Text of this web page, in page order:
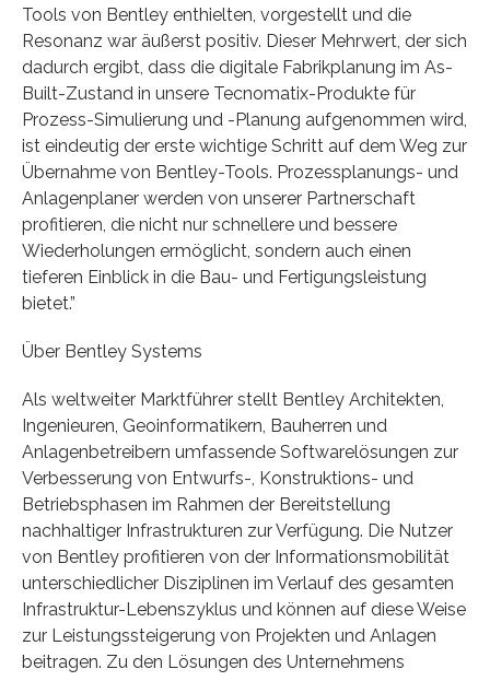
Tools von Bentley enthielten, vorgestellt und die
Resonanz war äußerst positiv. Dieser Mehrwert, der sich
dadurch ergibt, dass die digitale Fabrikplanung im As-
Built-Zustand in unsere Tecnomatix-Produkte für
Prozess-Simulierung und -Planung aufgenommen wird,
ist eindeutig der erste wichtige Schritt auf dem Weg zur
Übernahme von Bentley-Tools. Prozessplanungs- und
Anlagenplaner werden von unserer Partnerschaft
profitieren, die nicht nur schnellere und bessere
Wiederholungen ermöglicht, sondern auch einen
tieferen Einblick in die Bau- und Fertigungsleistung
bietet.”
Über Bentley Systems
Als weltweiter Marktführer stellt Bentley Architekten,
Ingenieuren, Geoinformatikern, Bauherren und
Anlagenbetreibern umfassende Softwarelösungen zur
Verbesserung von Entwurfs-, Konstruktions- und
Betriebsphasen im Rahmen der Bereitstellung
nachhaltiger Infrastrukturen zur Verfügung. Die Nutzer
von Bentley profitieren von der Informationsmobilität
unterschiedlicher Disziplinen im Verlauf des gesamten
Infrastruktur-Lebenszyklus und können auf diese Weise
zur Leistungssteigerung von Projekten und Anlagen
beitragen. Zu den Lösungen des Unternehmens